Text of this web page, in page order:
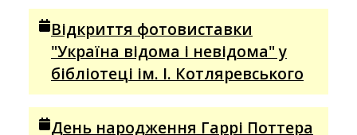
Відкриття фотовиставки
"Україна відома і невідома" у
бібліотеці ім. І. Котляревського
День народження Гаррі Поттера